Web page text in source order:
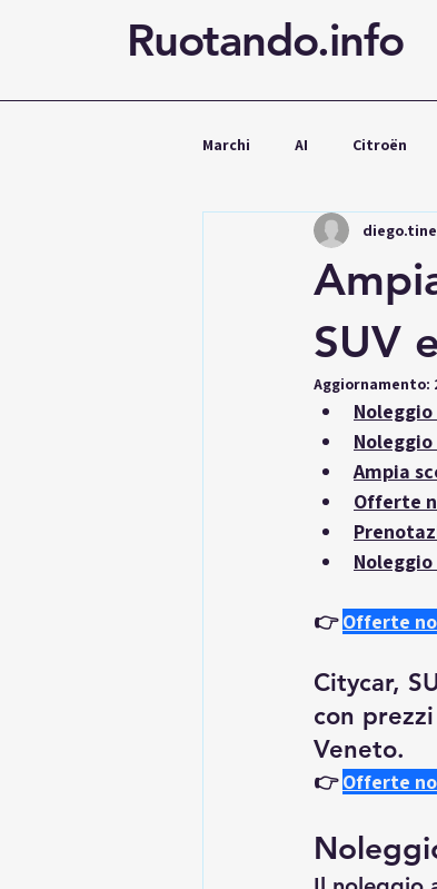
Ruotando.info
Marchi AI Citroën
Mercedes
SUV
Aggiornamento:
Ampia
Offerte
👉 Offerte
Citycar,
con
Veneto.
👉 Offerte